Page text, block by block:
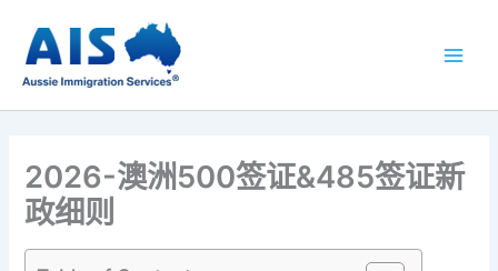
2026-澳洲500签证&485签证新
政细则